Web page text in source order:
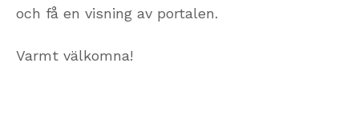
och få en visning av portalen.
Varmt välkomna!